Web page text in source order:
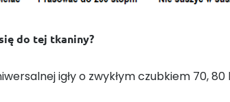
do tej tkaniny?
igły o zwykłym czubkiem 70, 80